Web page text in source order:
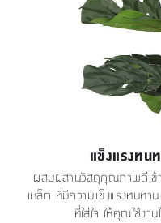
แข็งแรงทน
ผสมผสานวัสดุคุณภาพดีเข้า
เหล็ก ที่มีความแข็งแรงทนท
ที่ใส่ใจ ให้คุณใช้งา